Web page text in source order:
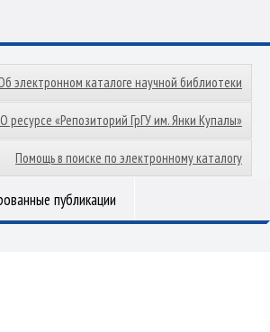
электронном каталоге научной библиотеки
О ресурсе «Репозиторий ГрГУ им. Янки Купалы»
Помощь в поиске по электронному каталогу
публикации